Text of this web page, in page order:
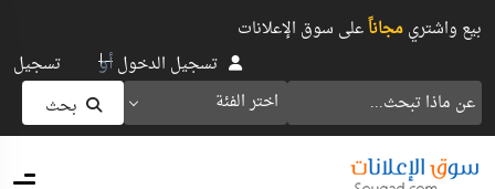
بيع واشتريمجاناًعلى سوق الإعلانات
اختر الفئة بحث
تسجيل الدخولأو تسجيل